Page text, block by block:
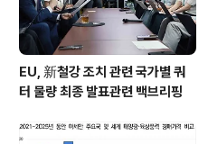
EU, 新철강 조치 관련 국가별 쿼
터 물량 최종 발표관련 백브리핑